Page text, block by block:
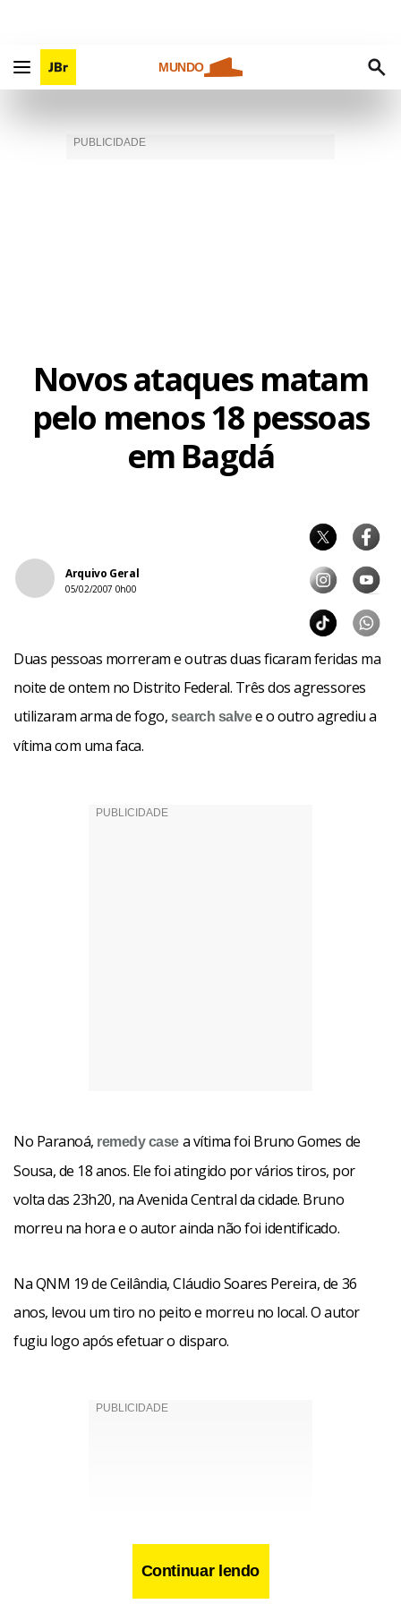
MUNDO
Novos ataques matam
pelo menos 18 pessoas
em Bagdá
Arquivo Geral
05/02/2007 0h00
Duas pessoas morreram e outras duas ficaram feridas ma
noite de ontem no Distrito Federal. Três dos agressores
utilizaram arma de fogo,search salvee o outro agrediu a
vítima com uma faca.
No Paranoá, remedy case a vítima foi Bruno Gomes de
Sousa, de 18 anos. Ele foi atingido por vários tiros, por
volta das 23h20, na Avenida Central da cidade. Bruno
morreu na hora e o autor ainda não foi identificado.
Na QNM 19 de Ceilândia, Cláudio Soares Pereira, de 36
anos, levou um tiro no peito e morreu no local. O autor
fugiu logo após efetuar o disparo.
Continuar lendo